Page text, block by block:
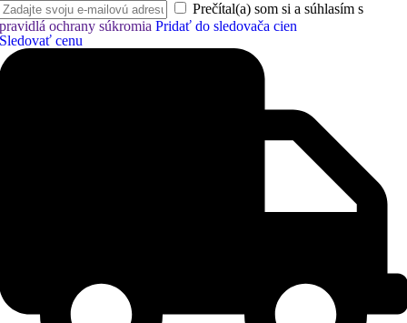
Prečítal(a) som si a súhlasím s
pravidlá ochrany súkromia Pridať do sledovača cien
Sledovať cenu